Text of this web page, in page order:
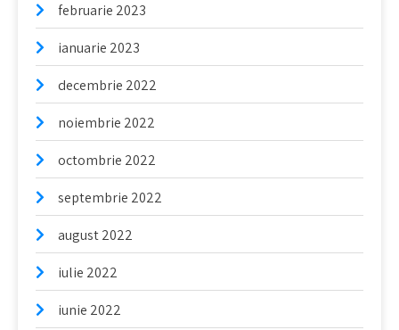
februarie 2023
ianuarie 2023
decembrie 2022
noiembrie 2022
octombrie 2022
septembrie 2022
august 2022
iulie 2022
iunie 2022